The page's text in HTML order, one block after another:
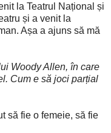
la Teatrul Național și
și a venit la
Așa a ajuns să mă
Woody Allen, în care
Cum e să joci parțial
să fie o femeie, să fie